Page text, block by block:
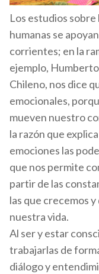
Los estudios
humanas se
corrientes; en la
ejemplo,
Chileno, nos dice
emocionales,
mueven nuestro
la razón que
emociones las
que nos permite
partir de las
las que crecemos
nuestra vida.
Al ser y estar
trabajarlas de
diálogo y